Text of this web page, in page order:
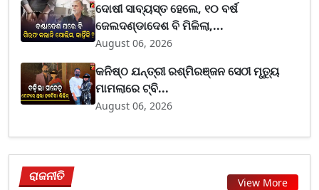
ଦୋଷୀ ସାବ୍ୟସ୍ତ ହେଲେ, ୧୦ ବର୍ଷ
ଜେଲଦଣ୍ଡାଦେଶ ବି ମିଳିଲା,...
August 06, 2026
କନିଷ୍ଠ ଯନ୍ତ୍ରୀ ରଶ୍ମିରଞ୍ଜନ ସେଠୀ ମୃତ୍ୟୁ
ମାମଲାରେ ଟ୍ବି...
August 06, 2026
ରାଜନୀତି View More